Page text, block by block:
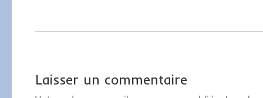
Laisser un commentaire